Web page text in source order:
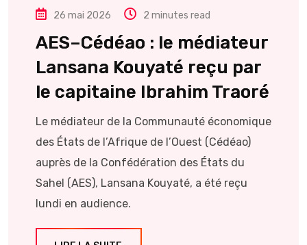
26 mai 2026 2 minutes read
AES–Cédéao : le médiateur
Lansana Kouyaté reçu par
le capitaine Ibrahim Traoré
Le médiateur de la Communauté économique
des États de l’Afrique de l’Ouest (Cédéao)
auprès de la Confédération des États du
Sahel (AES), Lansana Kouyaté, a été reçu
lundi en audience.